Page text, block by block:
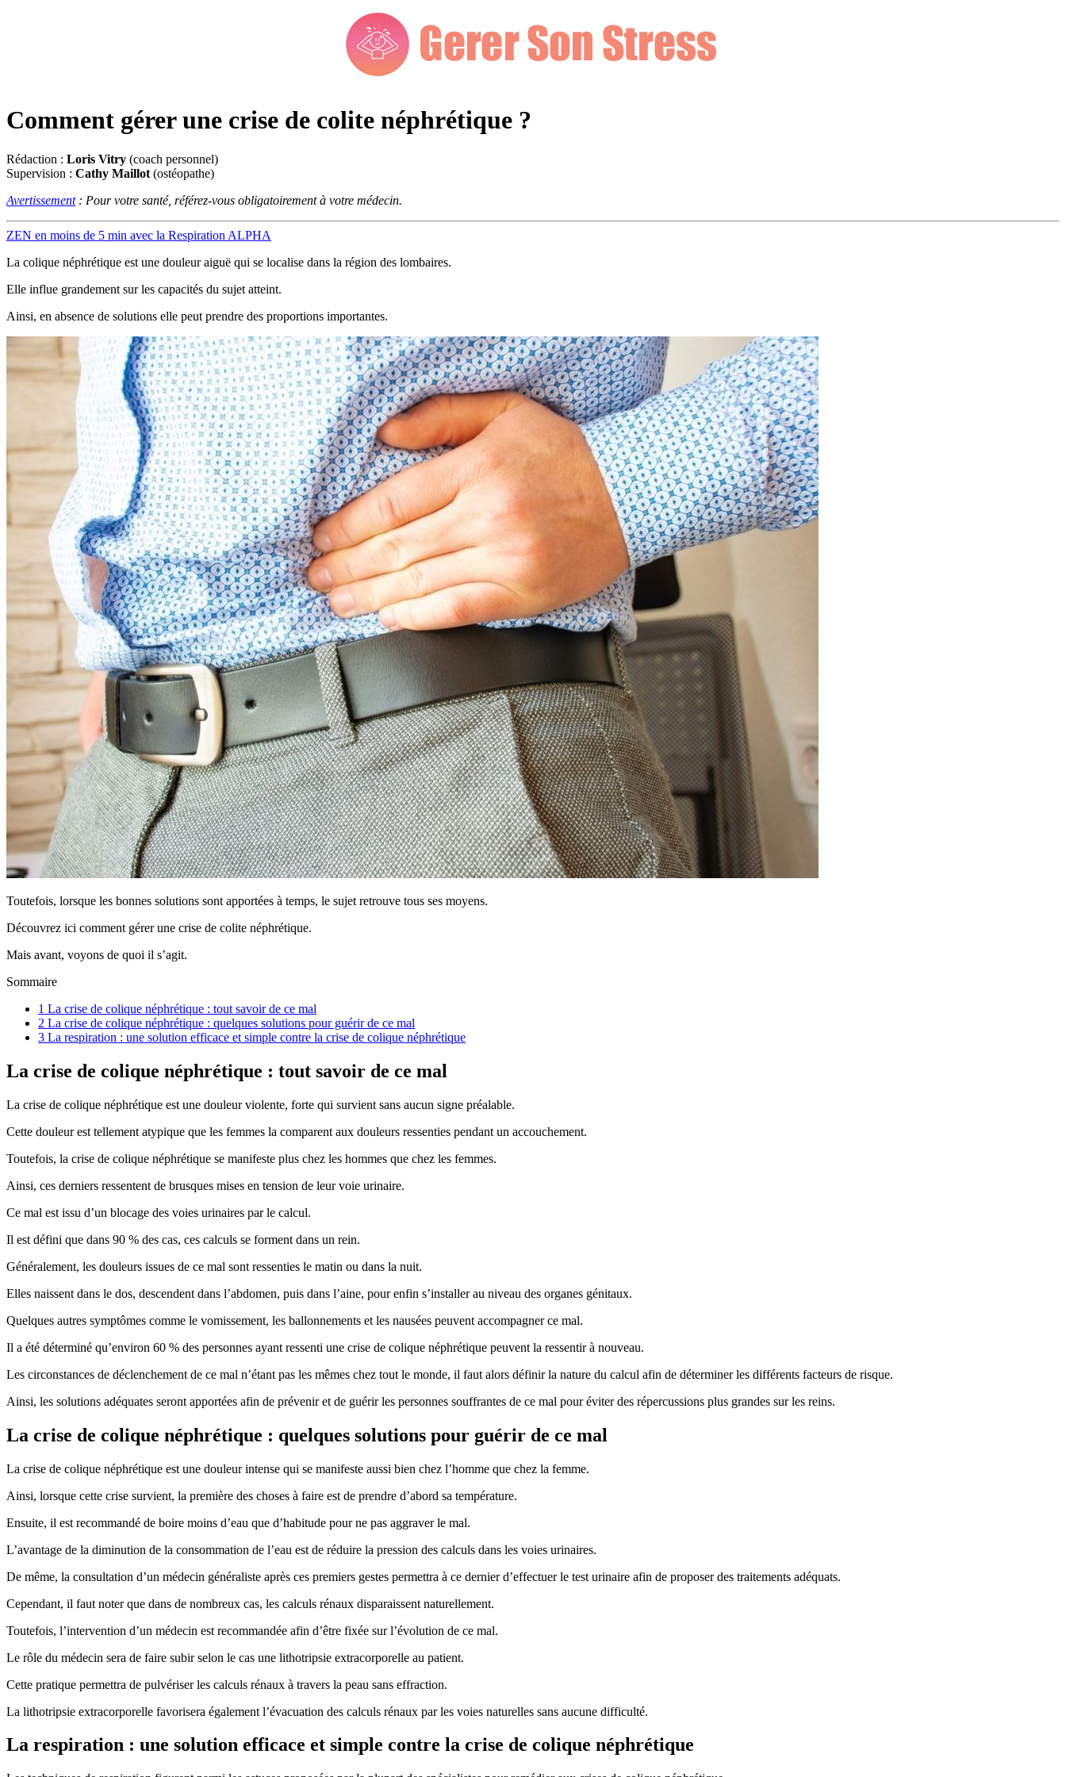
Comment gérer une crise de colite néphrétique ?
Rédaction : Loris Vitry (coach personnel)
Supervision : Cathy Maillot (ostéopathe)
Avertissement: Pour votre santé, référez-vous obligatoirement à votre médecin.
ZEN en moins de 5 min avec la Respiration ALPHA
La colique néphrétique est une douleur aiguë qui se localise dans la région des lombaires.
Elle influe grandement sur les capacités du sujet atteint.
Ainsi, en absence de solutions elle peut prendre des proportions importantes.
Toutefois, lorsque les bonnes solutions sont apportées à temps, le sujet retrouve tous ses moyens.
Découvrez ici comment gérer une crise de colite néphrétique.
Mais avant, voyons de quoi il s’agit.
Sommaire
1 La crise de colique néphrétique : tout savoir de ce mal
2 La crise de colique néphrétique : quelques solutions pour guérir de ce mal
3 La respiration : une solution efficace et simple contre la crise de colique néphrétique
La crise de colique néphrétique : tout savoir de ce mal
La crise de colique néphrétique est une douleur violente, forte qui survient sans aucun signe préalable.
Cette douleur est tellement atypique que les femmes la comparent aux douleurs ressenties pendant un accouchement.
Toutefois, la crise de colique néphrétique se manifeste plus chez les hommes que chez les femmes.
Ainsi, ces derniers ressentent de brusques mises en tension de leur voie urinaire.
Ce mal est issu d’un blocage des voies urinaires par le calcul.
Il est défini que dans 90 % des cas, ces calculs se forment dans un rein.
Généralement, les douleurs issues de ce mal sont ressenties le matin ou dans la nuit.
Elles naissent dans le dos, descendent dans l’abdomen, puis dans l’aine, pour enfin s’installer au niveau des organes génitaux.
Quelques autres symptômes comme le vomissement, les ballonnements et les nausées peuvent accompagner ce mal.
Il a été déterminé qu’environ 60 % des personnes ayant ressenti une crise de colique néphrétique peuvent la ressentir à nouveau.
Les circonstances de déclenchement de ce mal n’étant pas les mêmes chez tout le monde, il faut alors définir la nature du calcul afin de déterminer les différents facteurs de risque.
Ainsi, les solutions adéquates seront apportées afin de prévenir et de guérir les personnes souffrantes de ce mal pour éviter des répercussions plus grandes sur les reins.
La crise de colique néphrétique : quelques solutions pour guérir de ce mal
La crise de colique néphrétique est une douleur intense qui se manifeste aussi bien chez l’homme que chez la femme.
Ainsi, lorsque cette crise survient, la première des choses à faire est de prendre d’abord sa température.
Ensuite, il est recommandé de boire moins d’eau que d’habitude pour ne pas aggraver le mal.
L’avantage de la diminution de la consommation de l’eau est de réduire la pression des calculs dans les voies urinaires.
De même, la consultation d’un médecin généraliste après ces premiers gestes permettra à ce dernier d’effectuer le test urinaire afin de proposer des traitements adéquats.
Cependant, il faut noter que dans de nombreux cas, les calculs rénaux disparaissent naturellement.
Toutefois, l’intervention d’un médecin est recommandée afin d’être fixée sur l’évolution de ce mal.
Le rôle du médecin sera de faire subir selon le cas une lithotripsie extracorporelle au patient.
Cette pratique permettra de pulvériser les calculs rénaux à travers la peau sans effraction.
La lithotripsie extracorporelle favorisera également l’évacuation des calculs rénaux par les voies naturelles sans aucune difficulté.
La respiration : une solution efficace et simple contre la crise de colique néphrétique